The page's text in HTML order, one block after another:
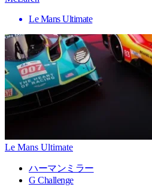
Le Mans Ultimate
Le Mans Ultimate
ハーマンミラー
G Challenge